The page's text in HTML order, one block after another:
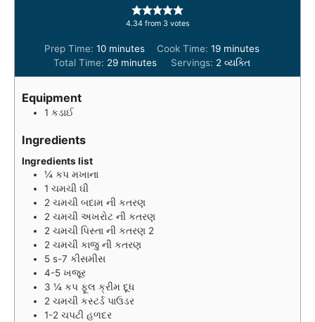
4.34from 3 votes
Prep Time:10m
i
n
minutes Cook Time: 19m
i
n
minutes
Total Time: 29m
i
minutes Servings: 2 વ્યક્તિ
Equipment
1 કડાઈ
Ingredients
Ingredients list
¼ કપ મખાના
1 ચમચી ઘી
2 ચમચી બદામ ની કતરણ
2 ચમચી અખરોટ ની કતરણ
2 ચમચી પિસ્તા ની કતરણ 2
2 ચમચી કાજુ ની કતરણ
5 s-7 કીસમીસ
4-5 ખજૂર
3 ¼ કપ ફૂલ ક્રીમ દૂધ
2 ચમચી કસ્ટર્ડ પાઉડર
1-2 ચપટી હળદર